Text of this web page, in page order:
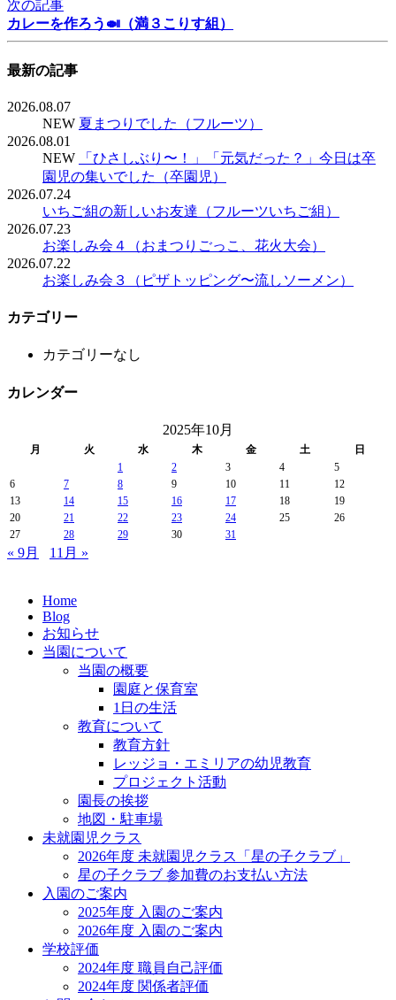
次の記事
カレーを作ろう🍛（満３こりす組）
最新の記事
2026.08.07
NEW 夏まつりでした（フルーツ）
2026.08.01
NEW
「ひさしぶり〜！」「元気だった？」今日は卒
園児の集いでした（卒園児）
2026.07.24
いちご組の新しいお友達（フルーツいちご組）
2026.07.23
お楽しみ会４（おまつりごっこ、花火大会）
2026.07.22
お楽しみ会３（ピザトッピング〜流しソーメン）
カテゴリー
カテゴリーなし
カレンダー
2025年10月
月 火 水 木 金 土
日
1
2 3 4
5
6
7 8 9 10 11
12
13
14 15 16 17 18
19
20
21 22 23 24 25
26
27
28 29 30 31
« 9月 11月 »
Home
Blog
お知らせ
当園について
当園の概要
園庭と保育室
1日の生活
教育について
教育方針
レッジョ・エミリアの幼児教育
プロジェクト活動
園長の挨拶
地図・駐車場
未就園児クラス
2026年度 未就園児クラス「星の子クラブ」
星の子クラブ 参加費のお支払い方法
入園のご案内
2025年度 入園のご案内
2026年度 入園のご案内
学校評価
2024年度 職員自己評価
2024年度 関係者評価